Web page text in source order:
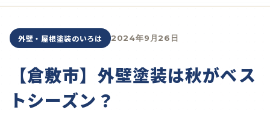
外壁・屋根塗装のいろは 2024年9月26日
【倉敷市】外壁塗装は秋がベス
トシーズン？